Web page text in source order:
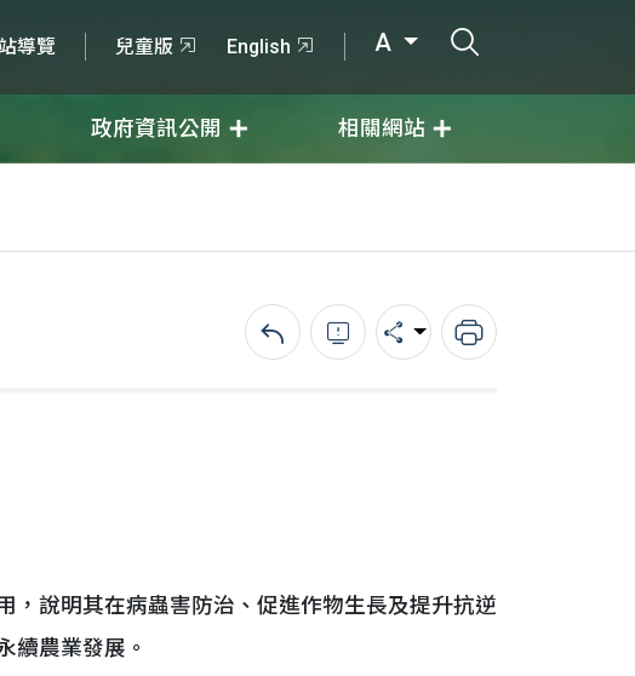
導覽 兒童版 English A
政府資訊公開 相關網站
回上一頁錯誤回報分享 列印
，說明其在病蟲害防治、促進作物生長及提升抗逆
續農業發展。